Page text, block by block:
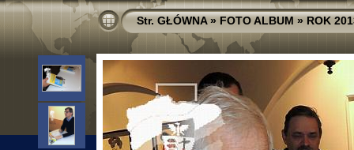
Str. GŁÓWNA»FOTO ALBUM»ROK